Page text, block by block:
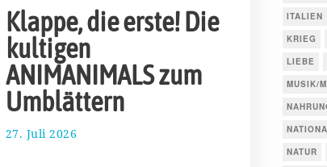
Klappe, die erste! Die
kultigen
ANIMANIMALS zum
Umblättern
27. Juli 2026
ITALIEN
KRIEG
LIEBE
MUSIK/
NATUR